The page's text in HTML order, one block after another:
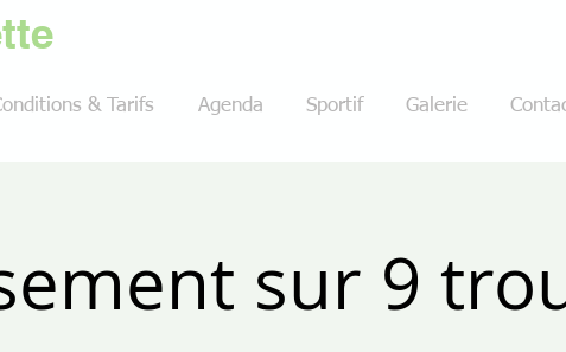
& Tarifs Agenda Sportif Galerie
sur 9